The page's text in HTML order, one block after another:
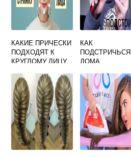
КАКИЕ ПРИЧЕСКИ
ПОДХОДЯТ К
КРУГЛОМУ ЛИЦУ
КАК
ПОДСТРИЧЬСЯ
ДОМА
О